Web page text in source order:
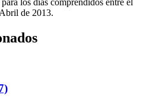
los días comprendidos entre el
de 2013.